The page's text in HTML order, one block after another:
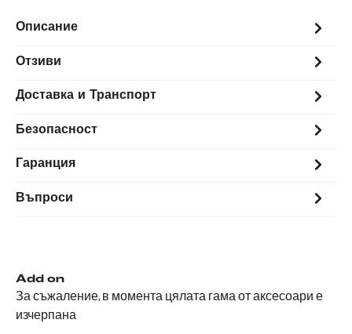
Описание
Отзиви
Доставка и Транспорт
Безопасност
Гаранция
Въпроси
Add on
За съжаление, в момента цялата гама от аксесоари е
изчерпана